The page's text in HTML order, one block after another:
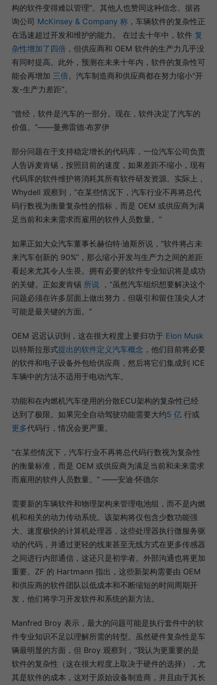
构的软件变得难以管理”。其他人也赞同这种信念。据咨
询公司 McKinsey & Company 称 ，车辆软件的复杂性正
在迅速超过开发和维护的能力。 在过去十年中，软件 复
杂性增加了四倍 ，但供应商和 OEM 软件的生产力几乎没
有同时提高。此外，预测在未来十年内，软件的复杂性可
能会再增加 三倍。汽车制造商和供应商都在努力缩小“开
发-生产力差距”。
“曾经，软件是汽车的一部分。现在，软件决定了汽车的
价值。”——曼弗雷德·布罗伊
部分问题在于支持稳定增长的代码库，一位汽车公司负责
人告诉麦肯锡，按照目前的速度，如果差距不缩小，现有
代码库的软件维护将消耗其所有软件研发资源。实际上，
Whydell 观察到，“在某些情况下，汽车行业不再将总代
码行数视为衡量复杂性的指标，而是 OEM 或供应商为满
足当前和未来需求而雇用的软件人员数量。”
如果正如大众汽车董事长赫伯特·迪斯所说，“软件将占未
来汽车创新的 90%”，那么缩小开发与生产力之间的差距
看起来尤其令人生畏。拥有必要的软件专业知识将是成功
的关键。正如麦肯锡 所说 ，“虽然汽车组织想要解决这个
问题必须在许多层面上做出努力，但吸引和留住顶尖人才
可能是最关键的方面。”
OEM 迟迟认识到，这在很大程度上要归功于 Elon Musk
以特斯拉形式提出的软件定义汽车概念 ，他们目前将必要
的软件和电子设备外包给供应商，然后将它们集成到 ICE
车辆中的方法不适用于电动汽车。
功能和在内燃机汽车使用的分散ECU架构的复杂性已经
达到了极限。如果完全自动驾驶功能需要大约5 亿 行或
更多代码行，情况会更严重。
“在某些情况下，汽车行业不再将总代码行数视为复杂性
的衡量标准，而是 OEM 或供应商为满足当前和未来需求
而雇用的软件人员数量。” ——安迪·怀德尔
需要新的车辆软件和物理架构来管理电池组，而不是内燃
机和相关的动力传动系统。该架构将仅包含少数功能强
大、速度极快的计算机处理器，这些处理器执行微服务驱
动的代码，并通过更轻的线束甚至无线方式在更多传感器
之间进行内部通信，这还只是初学者。外部沟通也将更加
重要。ZF 的 Hartmann 指出，这些新架构需要由 OEM
和供应商的软件团队以低成本和不断缩短的时间周期开
发，他们将学习开发软件和系统的新方法。
Manfred Broy 表示，最大的问题可能是执行套件中的软
件专业知识不足以理解所需的转型。虽然硬件复杂性是车
辆最明显的方面，但 Broy 观察到，“我认为更重要的是
软件的复杂性（这在很大程度上取决于硬件的选择），尤
其是软件的成本，这对于原始设备制造商，并且由于其长